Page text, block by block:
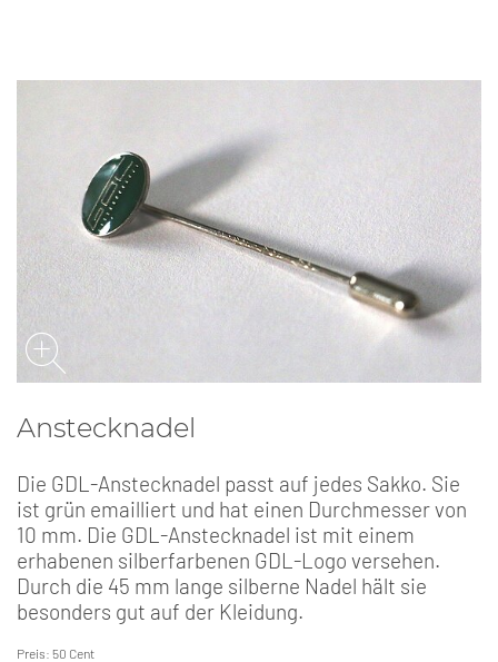
Anstecknadel
Die GDL-Anstecknadel passt auf jedes Sakko. Sie
ist grün emailliert und hat einen Durchmesser von
10 mm. Die GDL-Anstecknadel ist mit einem
erhabenen silberfarbenen GDL-Logo versehen.
Durch die 45 mm lange silberne Nadel hält sie
besonders gut auf der Kleidung.
Preis: 50 Cent